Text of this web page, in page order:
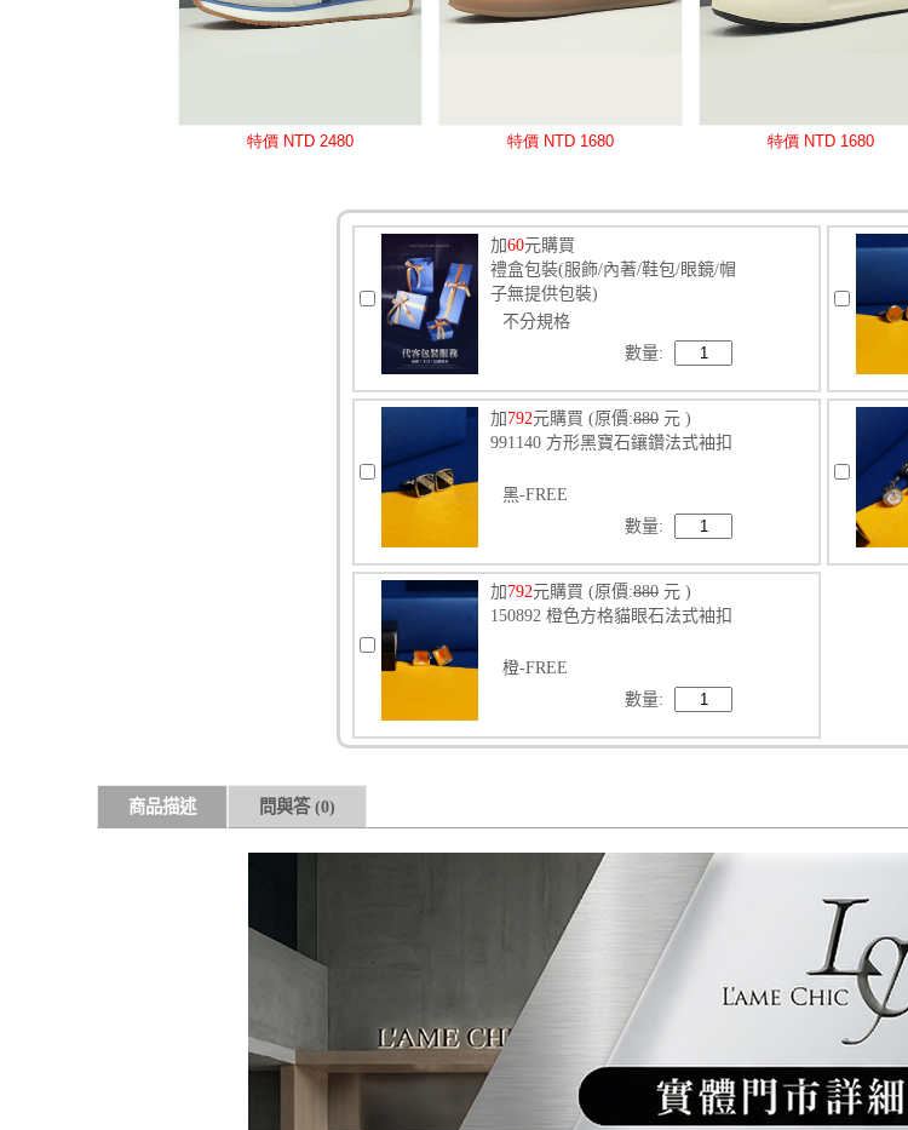
加60元購買
禮盒包裝(服飾/內著/鞋包/眼鏡/帽
子無提供包裝)
不分規格
數量:
加 792元購買 (原價:880 元 )
991140 方形黑寶石鑲鑽法式袖扣
黑-FREE
數量:
加 792元購買 (原價:880 元 )
150892 橙色方格貓眼石法式袖扣
橙-FREE
數量:
商品描述 問與答(0)